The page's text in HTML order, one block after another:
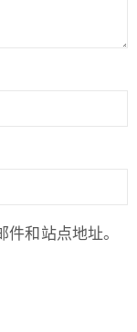
和站点地址。